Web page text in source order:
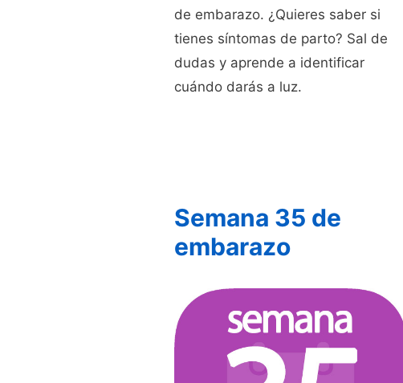
de embarazo. ¿Quieres saber si
tienes síntomas de parto? Sal de
dudas y aprende a identificar
cuándo darás a luz.
Semana 35 de
embarazo